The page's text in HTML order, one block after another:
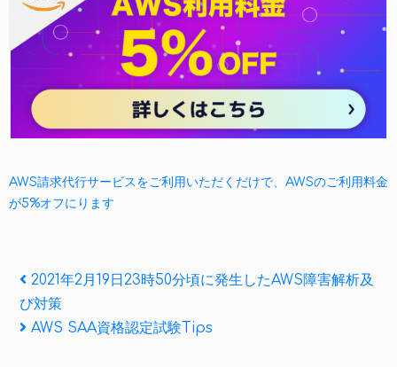
AWS請求代行サービスをご利用いただくだけで、AWSのご利用料金
が5%オフにります
投
稿
Previous
Post
2021年2月19日23時50分頃に発生したAWS障害解析及
び対策
Next
AWS SAA資格認定試験Tips